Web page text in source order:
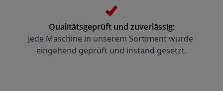
Qualitätsgeprüft und zuverlässig:
Jede Maschine in unserem Sortiment wurde
eingehend geprüft und instand gesetzt.